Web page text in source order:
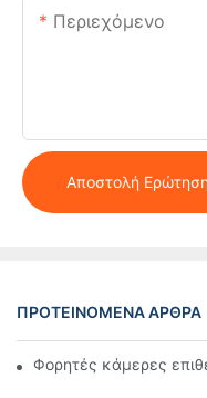
Περιεχόμενο
Αποστολή
ΠΡΟΤΕΙΝΌΜΕΝΑ ΆΡΘΡΑ
Φορητές κάμερες